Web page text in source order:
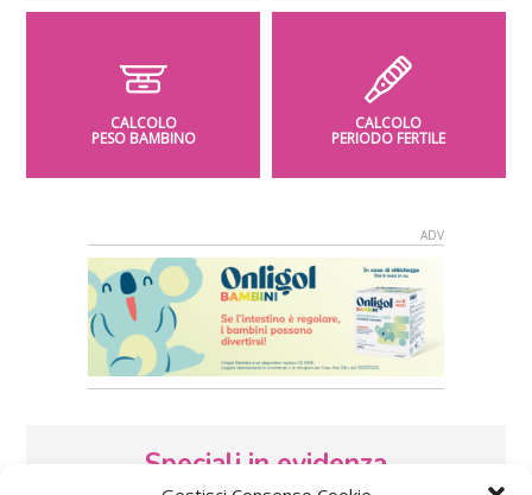
CALCOLO
PESO BAMBINO
CALCOLO
PERIODO FERTILE
Speciali in evidenza